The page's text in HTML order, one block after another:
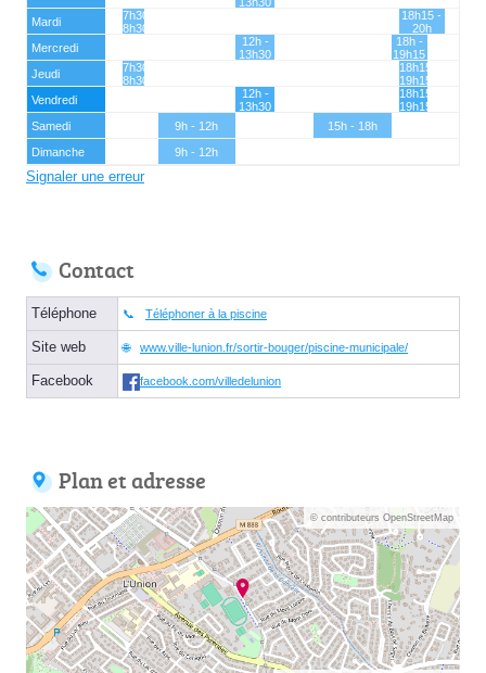
Mardi
7h30 -
8h30
18h15 -
20h
Mercredi
12h -
13h30
18h -
19h15
Jeudi
7h30 -
8h30
18h15 -
19h15
Vendredi
12h -
13h30
18h15 -
19h15
Samedi
9h - 12h
15h - 18h
Dimanche
9h - 12h
Signaler une erreur
Contact
Téléphone Téléphoner à la piscine
Site web www.ville-lunion.fr/sortir-bouger/piscine-municipale/
Facebook facebook.com/villedelunion
Plan et adresse
© contributeurs OpenStreetMap